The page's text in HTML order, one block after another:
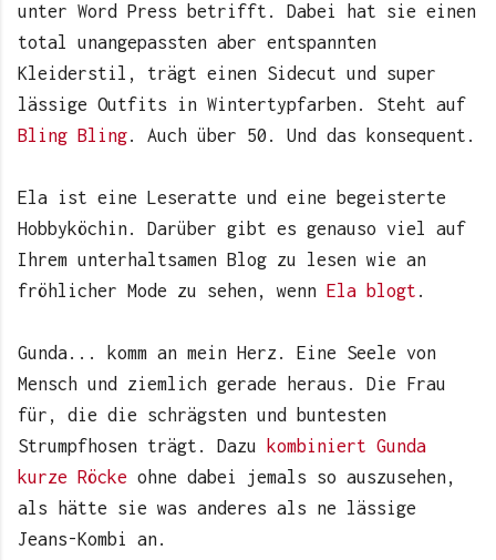
unter Word Press betrifft. Dabei hat sie einen
total unangepassten aber entspannten
Kleiderstil, trägt einen Sidecut und super
lässige Outfits in Wintertypfarben. Steht auf
Bling Bling. Auch über 50. Und das konsequent.
Ela ist eine Leseratte und eine begeisterte
Hobbyköchin. Darüber gibt es genauso viel auf
Ihrem unterhaltsamen Blog zu lesen wie an
fröhlicher Mode zu sehen, wenn Ela blogt .
Gunda... komm an mein Herz. Eine Seele von
Mensch und ziemlich gerade heraus. Die Frau
für, die die schrägsten und buntesten
Strumpfhosen trägt. Dazu
kombiniert Gunda
kurze Röcke ohne dabei jemals so auszusehen,
als hätte sie was anderes als ne lässige
Jeans-Kombi an.